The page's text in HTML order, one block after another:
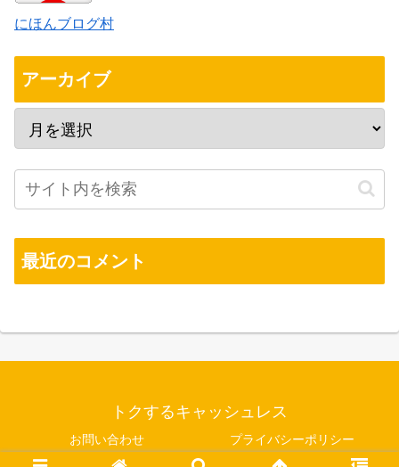
にほんブログ村
アーカイブ
最近のコメント
トクするキャッシュレス
お問い合わせ プライバシーポリシー